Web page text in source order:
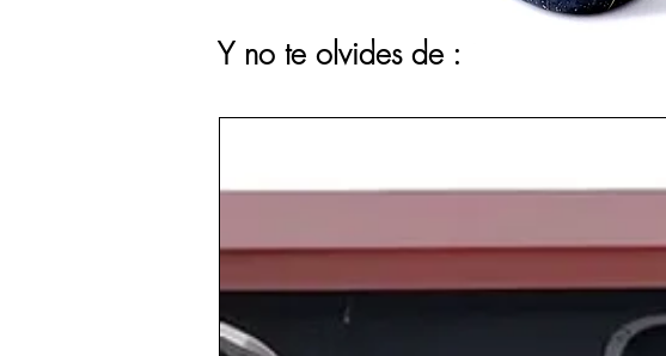
Y no te olvides de :